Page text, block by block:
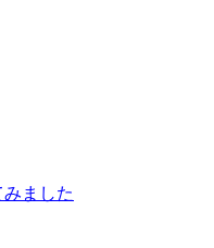
ました